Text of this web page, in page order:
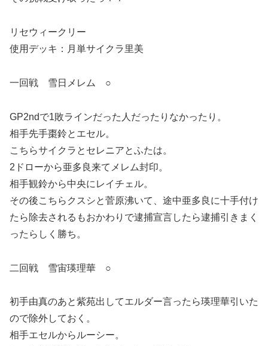
リセウィークリー
使用デッキ：月単サイクラ里美
一回戦 雪日メレム ○
GP2ndで1敗ラインだった人だったりなかったり。
相手先手棗鈴とエセル。
こちらサイクラとセレニアとふたは。
2ドローから亜多良来てメレム封印。
相手観鈴から中央にレイチェル。
その後こちらクスシと菅原沸いて、途中亜多良に十手付け
たら除去されるもおかわりで逮捕宣言したら逮捕引きまく
ったらしく勝ち。
二回戦 雪宙瑛理華 ○
初手由真のあと紫苑出してエルダー言ったら瑛理華引いた
ので除外しておく。
相手エセルからルーシー。